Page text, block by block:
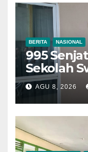
BERITA NASIONAL
995
Sekolah
Lama,
Barang
AGU 8, 2026